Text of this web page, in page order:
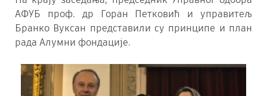
АФУБ проф. др Горан Петковић и управитељ
Бранко Вуксан представили су принципе и план
рада Алумни фондације.